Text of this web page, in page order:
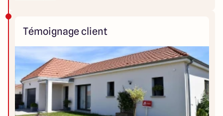
Témoignage client